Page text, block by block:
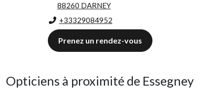
88260 DARNEY
+33329084952
Prenez un rendez-vous
Opticiens à proximité de Essegney